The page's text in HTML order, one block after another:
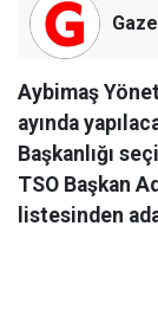
Aybimaş
ayında
Başkanlığı
TSO Başkan
listesinden